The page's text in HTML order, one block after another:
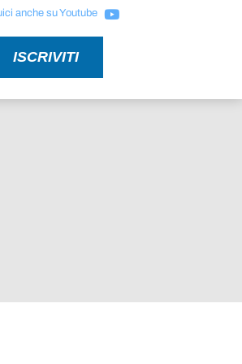
anche su Youtube
ISCRIVITI